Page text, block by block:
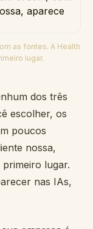
as fontes. A Health
lugar.
dos três
escolher, os
poucos
nossa,
lugar.
nas IAs,